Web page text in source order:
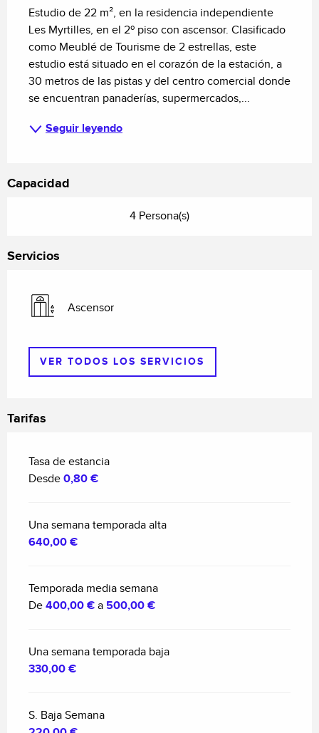
Estudio de 22 m², en la residencia independiente
Les Myrtilles, en el 2º piso con ascensor. Clasificado
como Meublé de Tourisme de 2 estrellas, este
estudio está situado en el corazón de la estación, a
30 metros de las pistas y del centro comercial donde
se encuentran panaderías, supermercados,...
Seguir leyendo
Capacidad
4 Persona(s)
Servicios
Ascensor
VER TODOS LOS SERVICIOS
Tarifas
Tasa de estancia
Desde 0,80 €
Una semana temporada alta
640,00 €
Temporada media semana
De 400,00 € a 500,00 €
Una semana temporada baja
330,00 €
S. Baja Semana